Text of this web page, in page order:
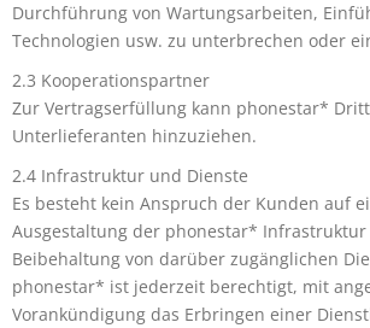
Durchführung von Wartungsarbeiten,
Technologien usw. zu unterbrechen oder
2.3 Kooperationspartner
Zur Vertragserfüllung kann phonestar*
Unterlieferanten hinzuziehen.
2.4 Infrastruktur und Dienste
Es besteht kein Anspruch der Kunden auf
Ausgestaltung der phonestar*
Beibehaltung von darüber zugänglichen
phonestar* ist jederzeit berechtigt, mit
Vorankündigung das Erbringen einer